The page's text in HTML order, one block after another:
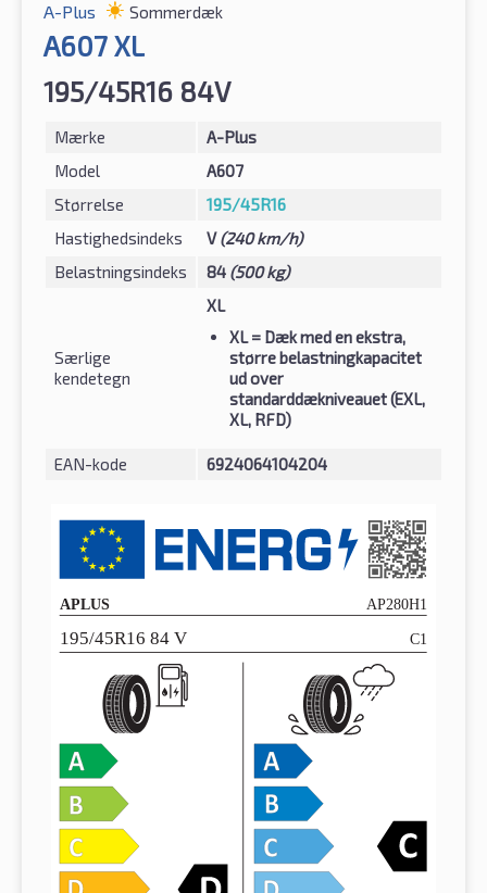
A-Plus Sommerdæk
A607 XL
195/45R16 84V
Mærke
A-Plus
Model
A607
Størrelse
195/45R16
Hastighedsindeks
V(240 km/h)
Belastningsindeks
84 (500 kg)
Særlige
kendetegn
XL
XL= Dæk med en ekstra,
større belastningkapacitet
ud over
standarddækniveauet (EXL,
XL, RFD)
EAN-kode 6924064104204